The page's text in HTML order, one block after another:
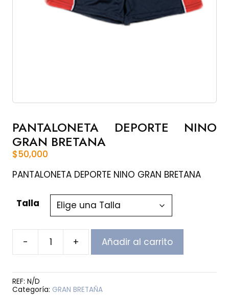
PANTALONETA DEPORTE NINO
GRAN BRETANA
$50,000
PANTALONETA DEPORTE NINO GRAN BRETANA
Talla
-
PANTALONETA
DEPORTE
GRAN
BRETANA
+ Añadir al carrito
REF: N/D
Categoría: GRAN BRETAÑA